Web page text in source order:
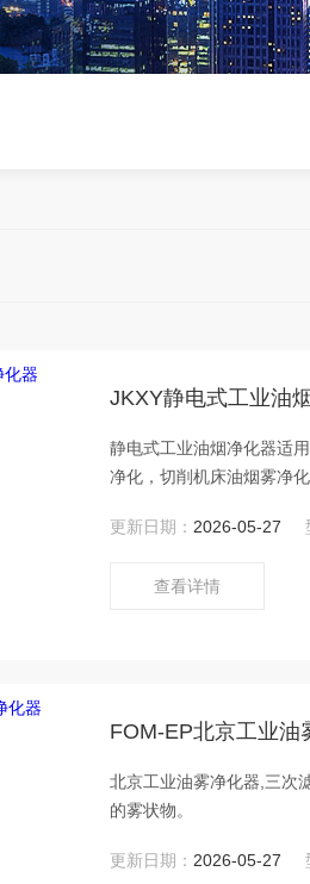
JKXY静电式工业油
静电式工业油烟净化器适
净化，切削机床油烟雾净
更新日期： 2026-05-27
查看详情
FOM-EP北京工业油
北京工业油雾净化器,三次
的雾状物。
更新日期： 2026-05-27